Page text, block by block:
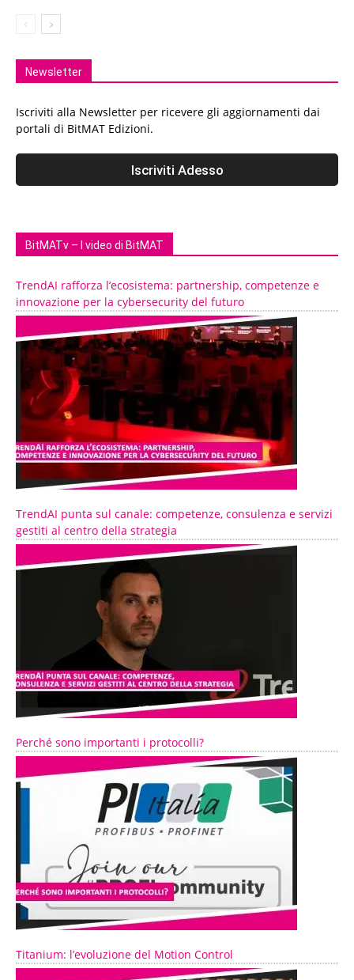
Newsletter
Iscriviti alla Newsletter per ricevere gli aggiornamenti dai
portali di BitMAT Edizioni.
BitMATv – I video di BitMAT
TrendAI rafforza l’ecosistema: partnership, competenze e
innovazione per la cybersecurity del futuro
TrendAI punta sul canale: competenze, consulenza e servizi
gestiti al centro della strategia
Perché sono importanti i protocolli?
Titanium: l’evoluzione del Motion Control